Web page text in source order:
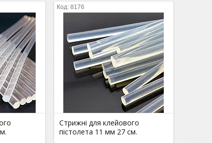
8176
Стрижні для клейового
пістолета 11 мм 27 см.